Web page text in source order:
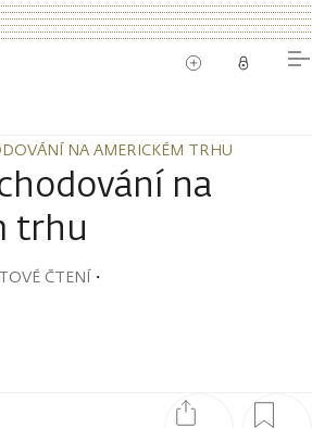
NA AMERICKÉM TRHU
NA AMERICKÉM TRHU
na
trhu
ČTENÍ・